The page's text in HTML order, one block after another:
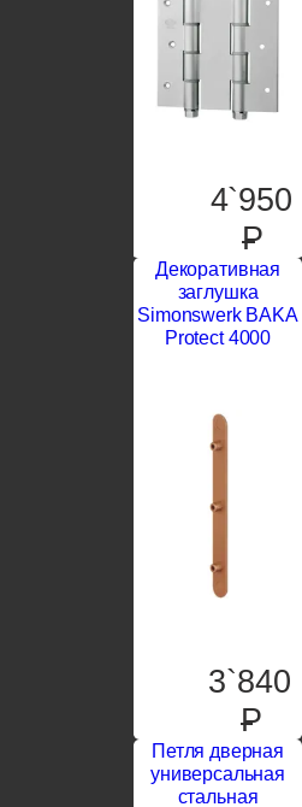
4`950
P
Декоративная
заглушка
Simonswerk BAKA
Protect 4000
3`840
P
Петля дверная
универсальная
стальная